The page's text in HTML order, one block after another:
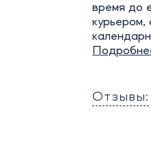
время до
курьером,
Отзывы: